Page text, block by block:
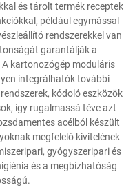
és tárolt termék receptek
például egymással
rendszerekkel van
garantálják a
kartonozógép moduláris
integrálhatók további
kódoló eszközök
így rugalmassá téve azt
acélból készült
megfelelő kivitelének
gyógyszeripari és
és a megbízhatóság